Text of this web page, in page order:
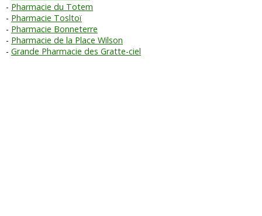
Pharmacie du Totem
Pharmacie Tosltoï
Pharmacie Bonneterre
Pharmacie de la Place Wilson
Grande Pharmacie des Gratte-ciel